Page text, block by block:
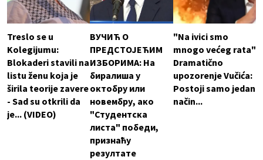
Treslo se u
Kolegijumu:
Blokaderi stavili na
listu ženu koja je
širila teorije zavere
- Sad su otkrili da
je... (VIDEO)
ВУЧИЋ О
ПРЕДСТОЈЕЋИМ
ИЗБОРИМА: На
биралиша у
октобру или
новембру, ако
"Студентска
листа" победи,
признаћу
резултате
"Na ivici smo
mnogo većeg rata"
Dramatično
upozorenje Vučića:
Postoji samo jedan
način...